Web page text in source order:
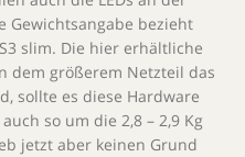
Gewichtsangabe bezieht
slim. Die hier erhältliche
dem größerem Netzteil das
sollte es diese Hardware
so um die 2,8 – 2,9 Kg
jetzt aber keinen Grund